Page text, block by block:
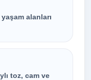
alanları
toz, cam ve